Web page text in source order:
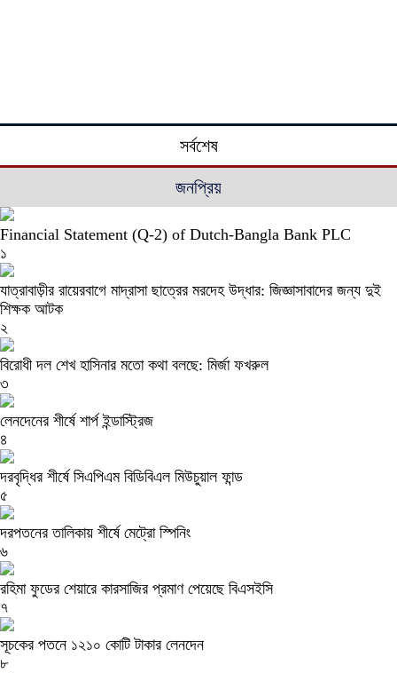
সর্বশেষ
জনপ্রিয়
Financial Statement (Q-2) of Dutch-Bangla Bank PLC
১
যাত্রাবাড়ীর রায়েরবাগে মাদ্রাসা ছাত্রের মরদেহ উদ্ধার: জিজ্ঞাসাবাদের জন্য দুই
শিক্ষক আটক
২
বিরোধী দল শেখ হাসিনার মতো কথা বলছে: মির্জা ফখরুল
৩
লেনদেনের শীর্ষে শার্প ইন্ডাস্ট্রিজ
৪
দরবৃদ্ধির শীর্ষে সিএপিএম বিডিবিএল মিউচুয়াল ফান্ড
৫
দরপতনের তালিকায় শীর্ষে মেট্রো স্পিনিং
৬
রহিমা ফুডের শেয়ারে কারসাজির প্রমাণ পেয়েছে বিএসইসি
৭
সূচকের পতনে ১২১০ কোটি টাকার লেনদেন
৮